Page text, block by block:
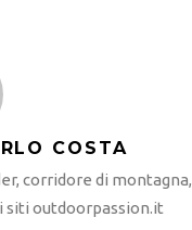
COSTA
corridore di montagna,
siti outdoorpassion.it